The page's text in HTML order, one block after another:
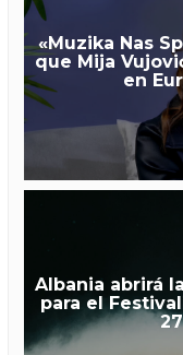
«Muzika Nas
que Mija
en
Albania abrirá
para el